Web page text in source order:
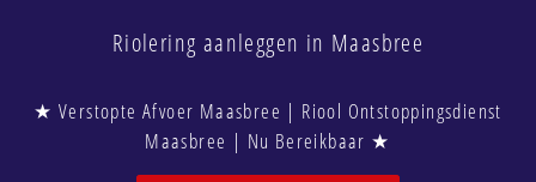
Riolering aanleggen in Maasbree
★ Verstopte Afvoer Maasbree | Riool Ontstoppingsdienst
Maasbree | Nu Bereikbaar ★